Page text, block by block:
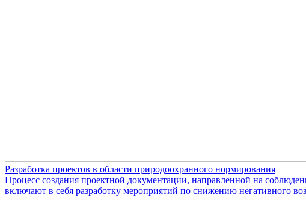
Разработка проектов в области природоохранного нормирования
Процесс создания проектной документации, направленной на
включают в себя разработку мероприятий по снижению негативного